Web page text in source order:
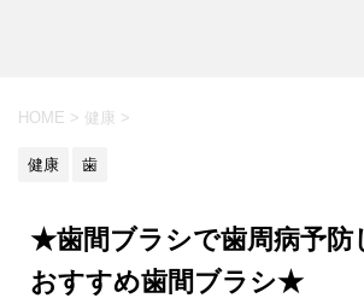
HOME > 健康 >
健康 歯
★歯間ブラシで歯周病予防
おすすめ歯間ブラシ★